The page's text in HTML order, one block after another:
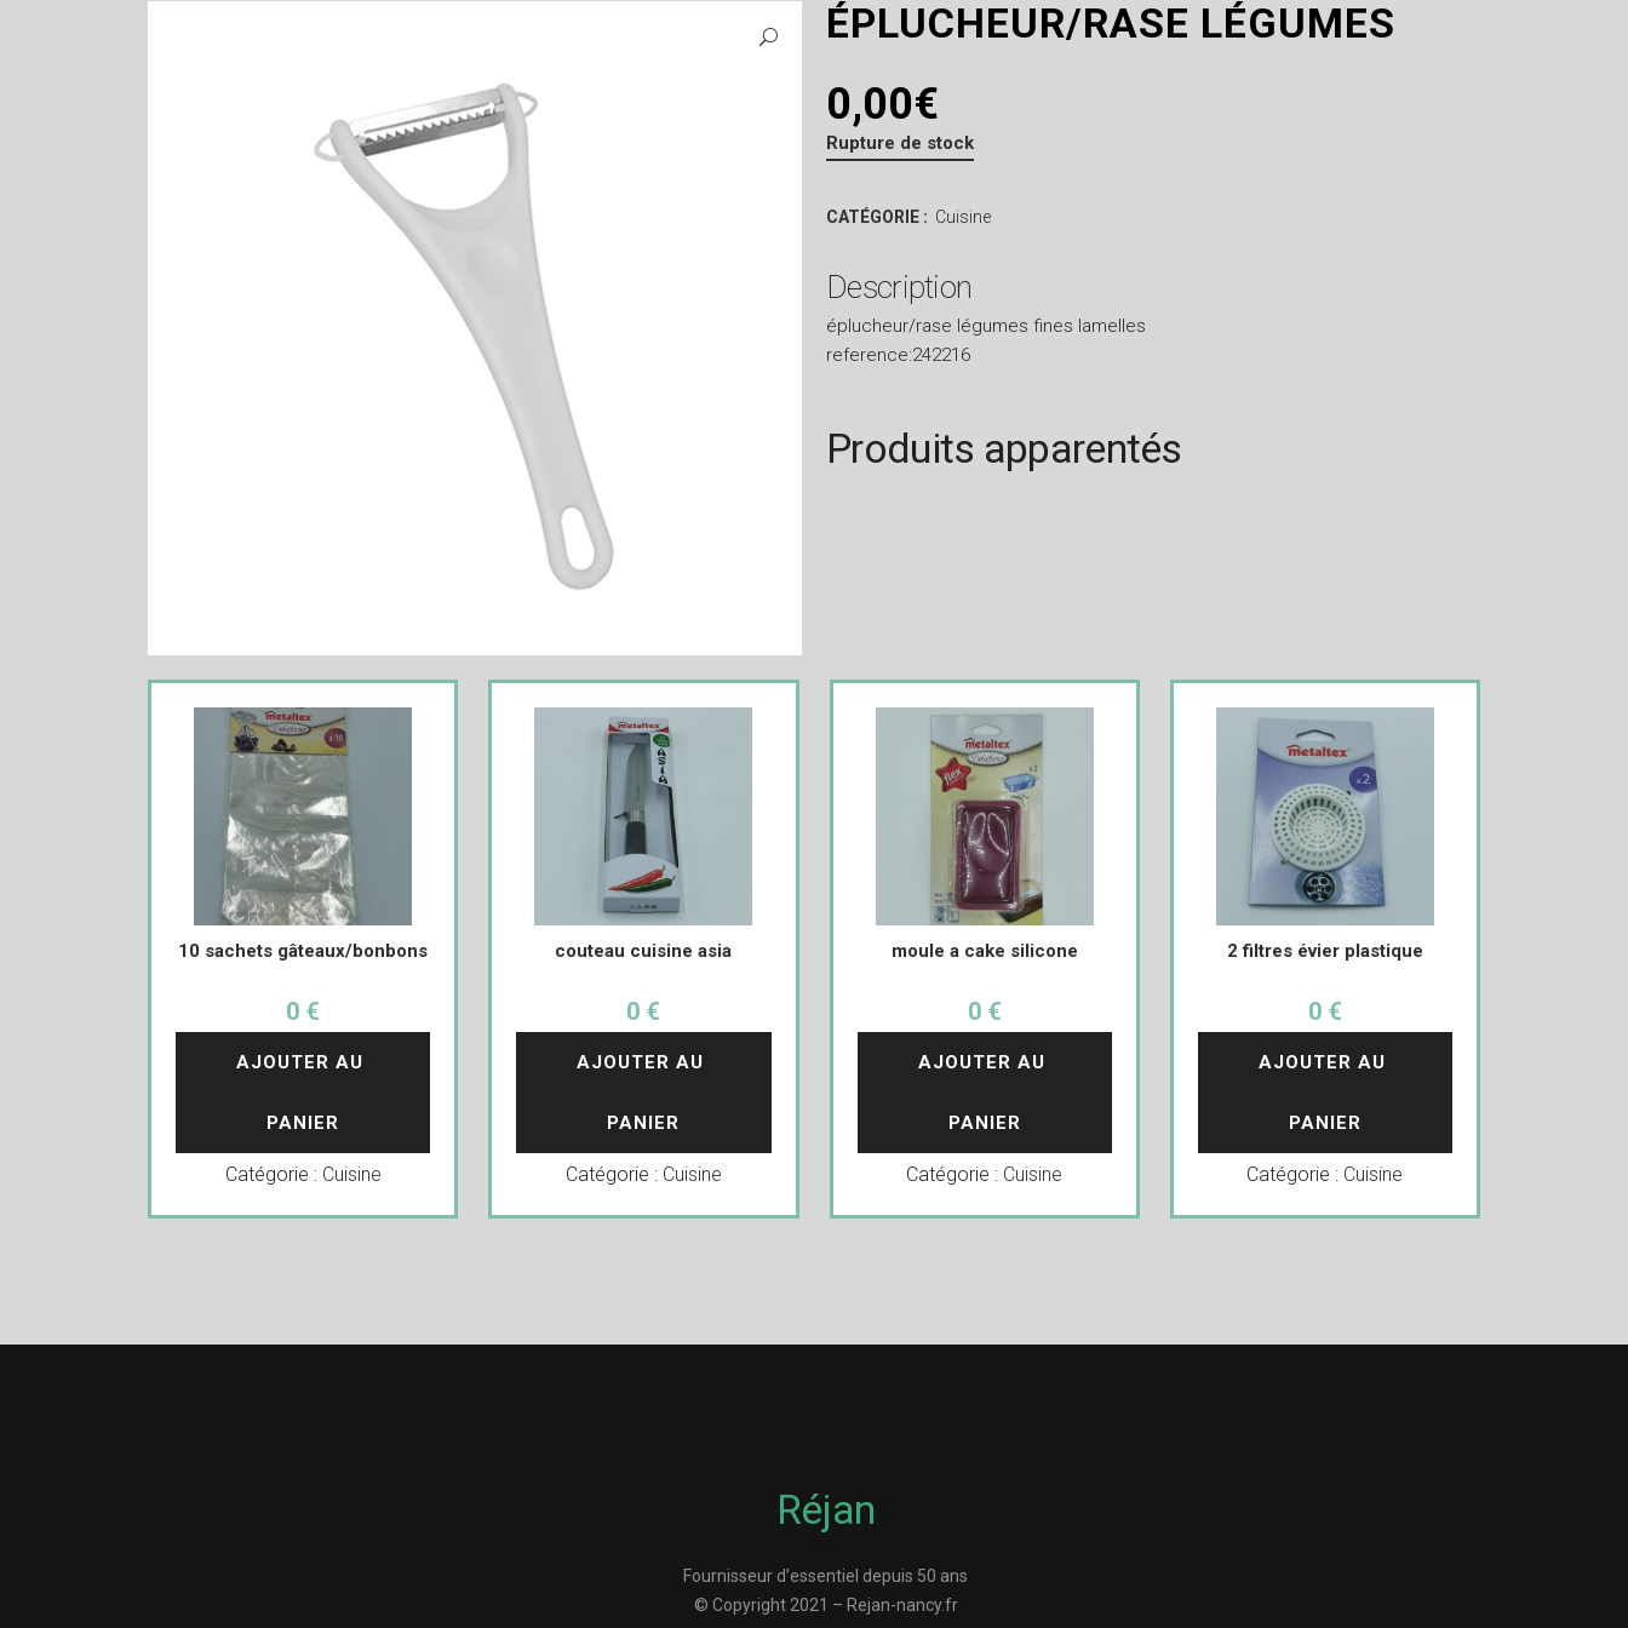
ÉPLUCHEUR/RASE LÉGUMES
0,00€
Rupture de stock
CATÉGORIE : Cuisine
Description
éplucheur/rase légumes fines lamelles
reference:242216
Produits apparentés
10 sachets gâteaux/bonbons
0 €
AJOUTER AU
PANIER
Catégorie : Cuisine
couteau cuisine asia
0 €
AJOUTER AU
PANIER
Catégorie : Cuisine
moule a cake silicone
0 €
AJOUTER AU
PANIER
Catégorie : Cuisine
2 filtres évier plastique
0 €
AJOUTER AU
PANIER
Catégorie : Cuisine
Réjan
Fournisseur d’essentiel depuis 50 ans
© Copyright 2021 – Rejan-nancy.fr